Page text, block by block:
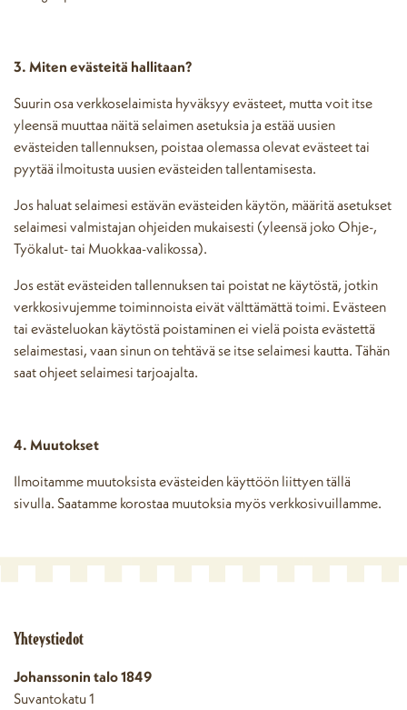
3. Miten evästeitä hallitaan?
Suurin osa verkkoselaimista hyväksyy evästeet, mutta voit itse
yleensä muuttaa näitä selaimen asetuksia ja estää uusien
evästeiden tallennuksen, poistaa olemassa olevat evästeet tai
pyytää ilmoitusta uusien evästeiden tallentamisesta.
Jos haluat selaimesi estävän evästeiden käytön, määritä asetukset
selaimesi valmistajan ohjeiden mukaisesti (yleensä joko Ohje-,
Työkalut- tai Muokkaa-valikossa).
Jos estät evästeiden tallennuksen tai poistat ne käytöstä, jotkin
verkkosivujemme toiminnoista eivät välttämättä toimi. Evästeen
tai evästeluokan käytöstä poistaminen ei vielä poista evästettä
selaimestasi, vaan sinun on tehtävä se itse selaimesi kautta. Tähän
saat ohjeet selaimesi tarjoajalta.
4. Muutokset
Ilmoitamme muutoksista evästeiden käyttöön liittyen tällä
sivulla. Saatamme korostaa muutoksia myös verkkosivuillamme.
Yhteystiedot
Johanssonin talo 1849
Suvantokatu 1